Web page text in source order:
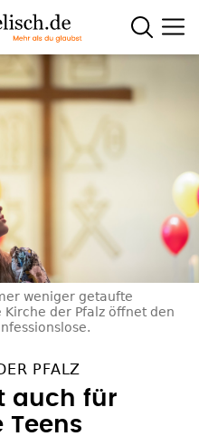
weniger getaufte
Kirche der Pfalz öffnet den
PFALZ
auch für
Teens